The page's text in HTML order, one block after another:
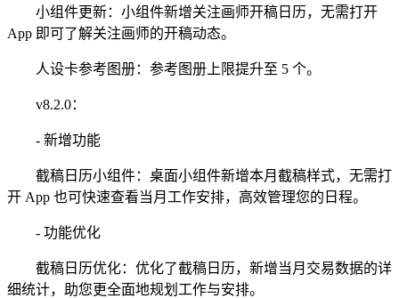
小组件更新：小组件新增关注画师开稿日历，无需打开
App 即可了解关注画师的开稿动态。
人设卡参考图册：参考图册上限提升至 5 个。
v8.2.0：
- 新增功能
截稿日历小组件：桌面小组件新增本月截稿样式，无需打
开 App 也可快速查看当月工作安排，高效管理您的日程。
- 功能优化
截稿日历优化：优化了截稿日历，新增当月交易数据的详
细统计，助您更全面地规划工作与安排。